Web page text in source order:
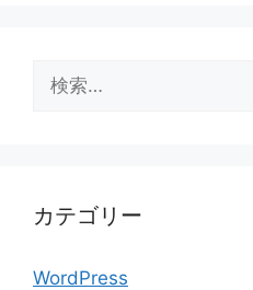
索:
カテゴリー
WordPress